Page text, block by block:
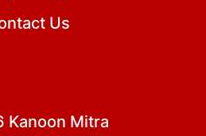
Us
Kanoon Mitra